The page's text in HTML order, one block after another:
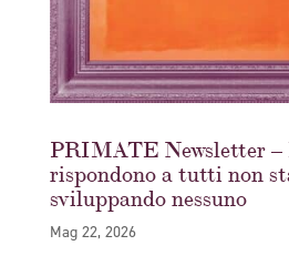
PRIMATE Newsletter –
rispondono a tutti non
sviluppando nessuno
Mag 22, 2026